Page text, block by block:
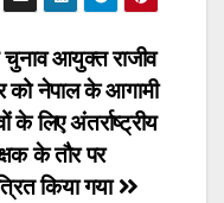
आयुक्त राजीव
को नेपाल के आगामी
के लिए अंतर्राष्ट्रीय
के तौर पर
किया गया